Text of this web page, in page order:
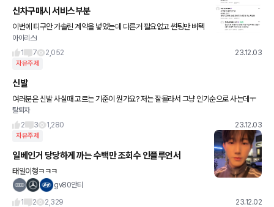
신차구매시 서비스부분
이번에 티구안 가솔린 계약을 넣었는데 다른거 필요없고 썬팅만 버텍
스로 해달라고 했는데 과한건가요? 700짜리로 하려는데요 할인율
1%줄이고 해준다는데요 조언 좀 부탁드립니다
아이리스i
1
7 2,052 23.12.03
자유주제
신발
여러분은 신발 사실때 고르는 기준이 뭔가요? 저는 잘몰라서 그냥 인기순으로 사는데ㅜ
ㅜ
탈퇴자
2
3 1,280 23.12.03
자유주제
일베인거 당당하게 까는 수백만 조회수 인플루언서
태일이형ㅋㅋㅋ
gv80안티
1
2 2,329 23.12.02